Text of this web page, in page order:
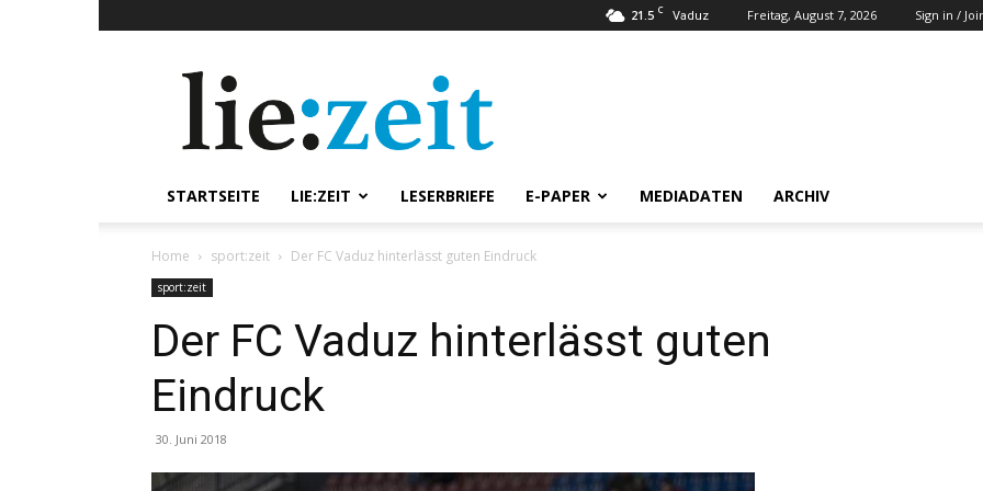
21.5 C Vaduz Freitag, August 7, 2026 Sign in /
STARTSEITE LIE:ZEIT LESERBRIEFE E-PAPER MEDIADATEN ARCHIV
Home sport:zeit Der FC Vaduz hinterlässt guten Eindruck
sport:zeit
Der FC Vaduz hinterlässt guten
Eindruck
30. Juni 2018